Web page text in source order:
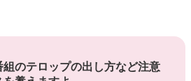
のテロップの出し方など注意